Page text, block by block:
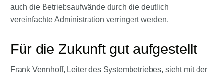
auch die Betriebsaufwände durch die deutlich
vereinfachte Administration verringert werden.
Für die Zukunft gut aufgestellt
Frank Vennhoff, Leiter des Systembetriebes, sieht mit der